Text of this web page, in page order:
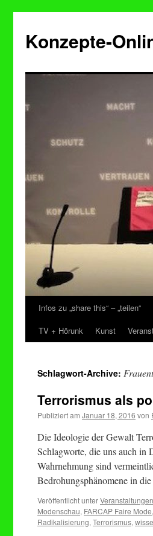
Konzepte-
Zum
Inhalt
Infos zu „share this“ – „teilen“
TV + Hörunk
Kunst
Schlagwort-Archive:
Terrorismus als
Publiziert am Januar 18, 2016 von
Die Ideologie der Gewalt
Schlagworte, die uns auch in
Wahrnehmung sind
Bedrohungsphänomene in
Veröffentlicht unterVeranstaltungen
Modenschau, FARCAP Faire Mode,
Radikalisierung, Terrorismus,